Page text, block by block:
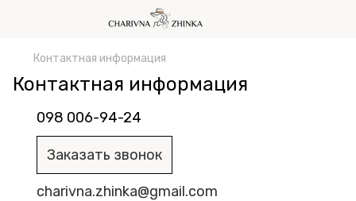
Контактная информация
Контактная информация
098 006-94-24
Заказать звонок
charivna.zhinka@gmail.com